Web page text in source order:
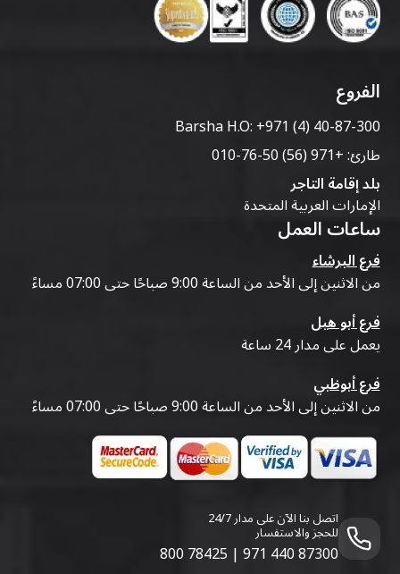
الفروع
Barsha H.O:+971 (4) 40-87-300
طارئ:+971 (56) 50-76-010
بلد إقامة التاجر
الإمارات العربية المتحدة
ساعات العمل
فرع البرشاء
من الاثنين إلى الأحد من الساعة 9:00 صباحًا حتى 07:00 مساءً
فرع أبو هيل
يعمل على مدار 24 ساعة
فرع أبوظبي
من الاثنين إلى الأحد من الساعة 9:00 صباحًا حتى 07:00 مساءً
اتصل بنا الآن على مدار 24/7
للحجز والاستفسار
800 78425 | 971 440 87300